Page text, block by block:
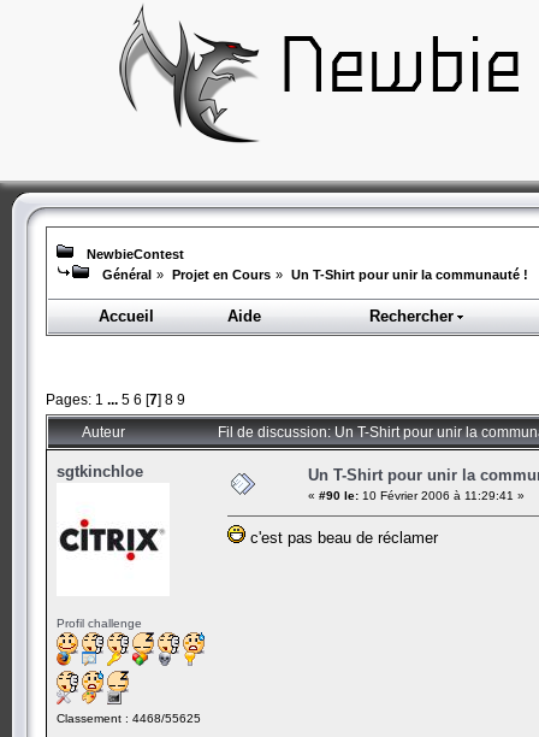
NewbieContest
Général » Projet en Cours » Un T-Shirt pour unir la communauté !
Accueil Aide Rechercher
Pages: 1 ... 5 6 [7] 8 9
Auteur Fil de discussion: Un T-Shirt pour unir la
sgtkinchloe
Profil challenge
Classement : 4468/55625
Un T-Shirt pour unir la
« #90 le: 10 Février 2006 à 11:29:41 »
c'est pas beau de réclamer